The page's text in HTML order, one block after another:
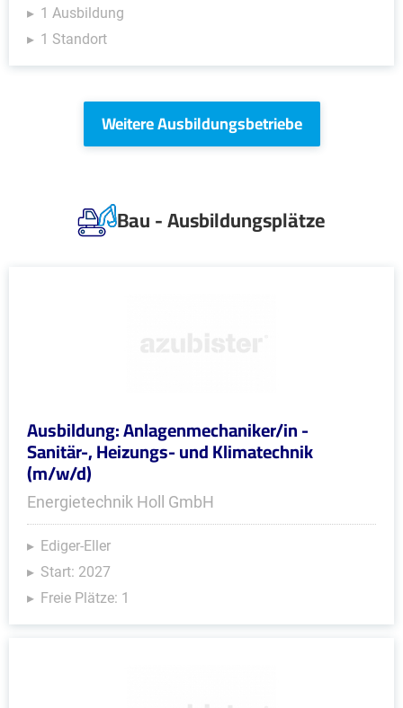
1 Ausbildung
1 Standort
Weitere Ausbildungsbetriebe
Bau - Ausbildungsplätze
Ausbildung: Anlagenmechaniker/in -
Sanitär-, Heizungs- und Klimatechnik
(m/w/d)
Energietechnik Holl GmbH
Ediger-Eller
Start: 2027
Freie Plätze: 1